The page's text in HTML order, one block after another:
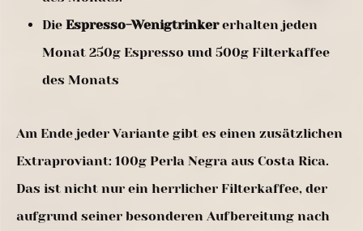
Die Espresso-Wenigtrinkererhalten jeden
Monat 250g Espresso und 500g Filterkaffee
des Monats
Am Ende jeder Variante gibt es einen zusätzlichen
Extraproviant: 100g Perla Negra aus Costa Rica.
Das ist nicht nur ein herrlicher Filterkaffee, der
aufgrund seiner besonderen Aufbereitung nach